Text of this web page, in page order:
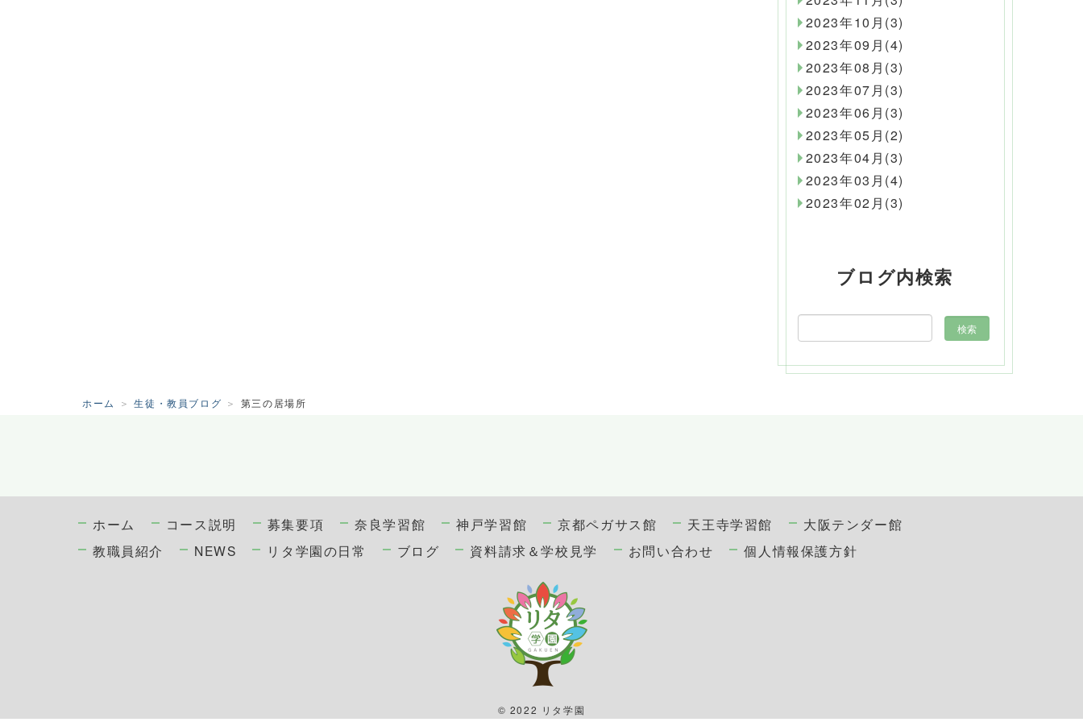
2023年10月(3)
2023年09月(4)
2023年08月(3)
2023年07月(3)
2023年06月(3)
2023年05月(2)
2023年04月(3)
2023年03月(4)
2023年02月(3)
ブログ内検索
ホーム 生徒・教員ブログ 第三の居場所
ホーム コース説明 募集要項 奈良学習館 神戸学習館 京都ペガサス館 天王寺学習館
大阪テンダー館
教職員紹介
NEWS リタ学園の日常 ブログ 資料請求＆学校見学 お問い合わせ 個人情報保護方針
© 2022 リタ学園